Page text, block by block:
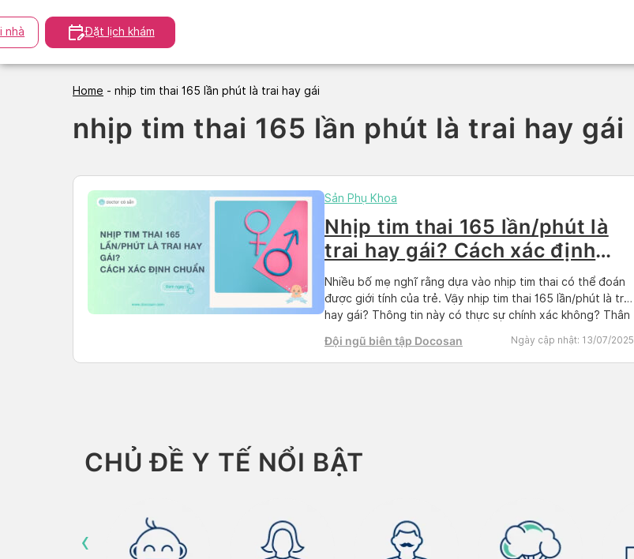
to
content
nhà Đặt lịch khám
Home - nhịp tim thai 165 lần phút là trai hay gái
nhịp tim thai 165 lần phút là trai hay gái
Sản Phụ Khoa
Nhịp tim thai 165 lần/phút là
trai hay gái? Cách xác định
chuẩn
Nhiều bố mẹ nghĩ rằng dựa vào nhịp tim thai có thể đoán
được giới tính của trẻ. Vậy nhịp tim thai 165 lần/phút là trai
hay gái? Thông tin này có thực sự chính xác không? Thân
qua bài viết này […]
Đội ngũ biên tập Docosan Ngày cập nhật: 13/07/2025
CHỦ ĐỀ Y TẾ NỔI BẬT
‹